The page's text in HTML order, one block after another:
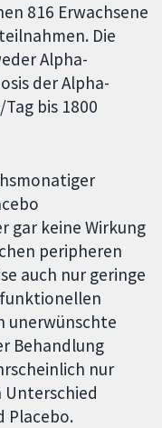
816 Erwachsene
Die
Alpha-
der Alpha-
bis 1800
gar keine Wirkung
peripheren
auch nur geringe
unerwünschte
Behandlung
nur
Unterschied
Placebo.